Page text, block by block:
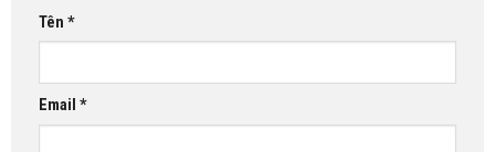
Tên *
Email *